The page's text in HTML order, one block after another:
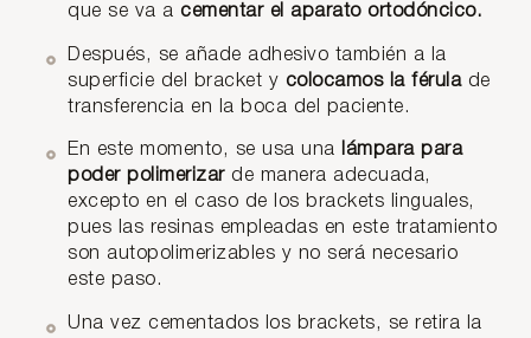
que se va a cementar el aparato ortodóncico.
Después, se añade adhesivo también a la
superficie del bracket y colocamos la férula de
transferencia en la boca del paciente.
En este momento, se usa una lámpara para
poder polimerizar de manera adecuada,
excepto en el caso de los brackets linguales,
pues las resinas empleadas en este tratamiento
son autopolimerizables y no será necesario
este paso.
Una vez cementados los brackets, se retira la